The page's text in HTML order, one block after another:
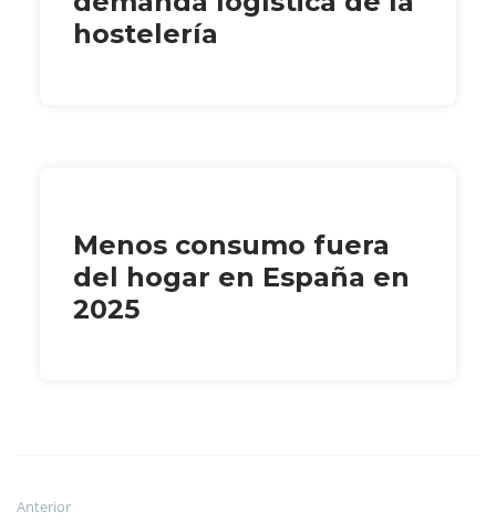
hostelería
Menos consumo fuera
del hogar en España en
2025
Anterior